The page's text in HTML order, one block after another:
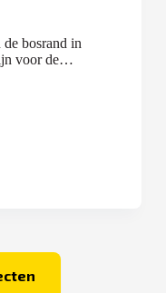
bosrand in
voor de